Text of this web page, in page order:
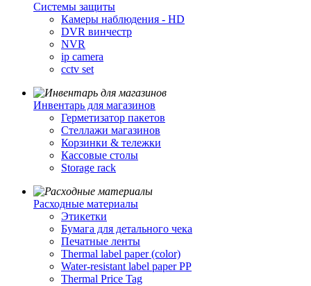
Cистемы защиты
Камеры наблюдения - HD
DVR винчестр
NVR
ip camera
cctv set
Инвентарь для магазинов
Герметизатор пакетов
Стеллажи магазинов
Корзинки & тележки
Кассовые столы
Storage rack
Расходные материалы
Этикетки
Бумага для детального чека
Печатные ленты
Thermal label paper (color)
Water-resistant label paper PP
Thermal Price Tag